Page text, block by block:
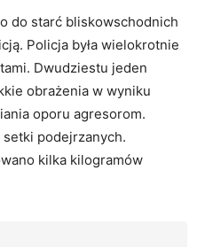
do starć bliskowschodnich
Policja była wielokrotnie
Dwudziestu jeden
obrażenia w wyniku
oporu agresorom.
setki podejrzanych.
kilka kilogramów